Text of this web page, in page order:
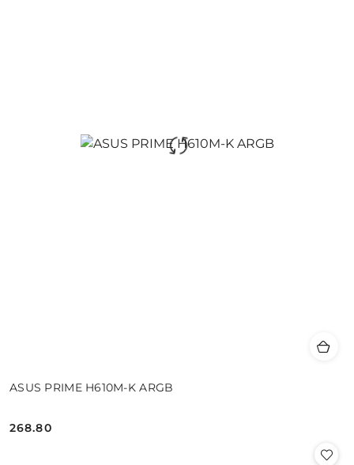
ASUS PRIME H610M-K ARGB
Cena:
268.80